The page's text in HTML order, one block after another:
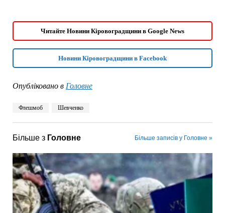
Читайте Новини Кіровоградщини в Google News
Новини Кіровоградщини в Facebook
Опубліковано в Головне
Флешмоб Шевченко
Більше з Головне Більше записів у Головне »